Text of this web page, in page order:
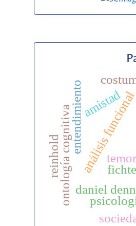
análisis funcional
daniel
ontología cognitiva
amistad
temor
reinhold fichte
entendimiento